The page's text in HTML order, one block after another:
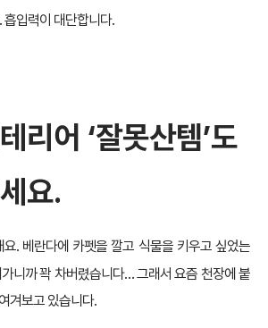
흡입력이 대단합니다.
리어 ‘잘못산템’도
요.
요. 베란다에 카펫을 깔고 식물을 키우고 싶었는
니까 꽉 차버렸습니다… 그래서 요즘 천장에 붙
겨보고 있습니다.